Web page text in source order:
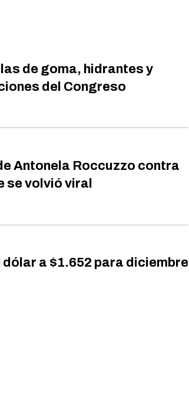
de goma, hidrantes y
del Congreso
Antonela Roccuzzo contra
se volvió viral
dólar a $1.652 para diciembre